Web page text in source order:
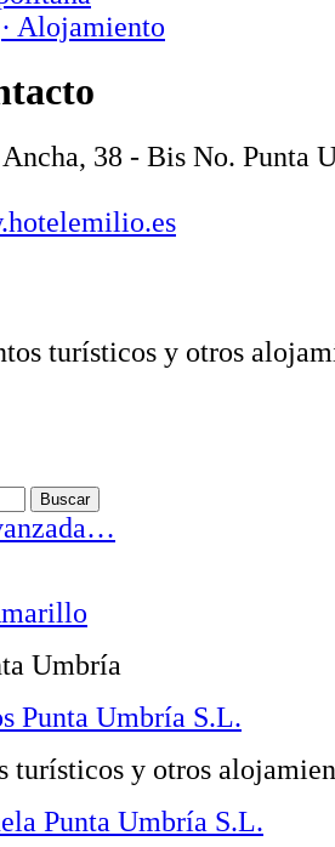
· Alojamiento
38 - Bis No. Punta
turísticos y otros
Umbría
Punta Umbría S.L.
turísticos y otros
Punta Umbría S.L.